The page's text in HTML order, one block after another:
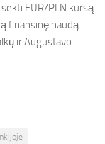
EUR/PLN kursą
finansinę naudą.
ir Augustavo